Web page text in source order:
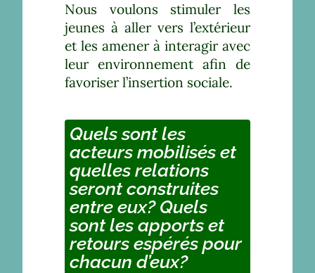
Nous voulons stimuler les
jeunes à aller vers l’extérieur
et les amener à interagir avec
leur environnement afin de
favoriser l’insertion sociale.
Quels sont les
acteurs mobilisés et
quelles relations
seront construites
entre eux? Quels
sont les apports et
retours espérés pour
chacun d’eux?